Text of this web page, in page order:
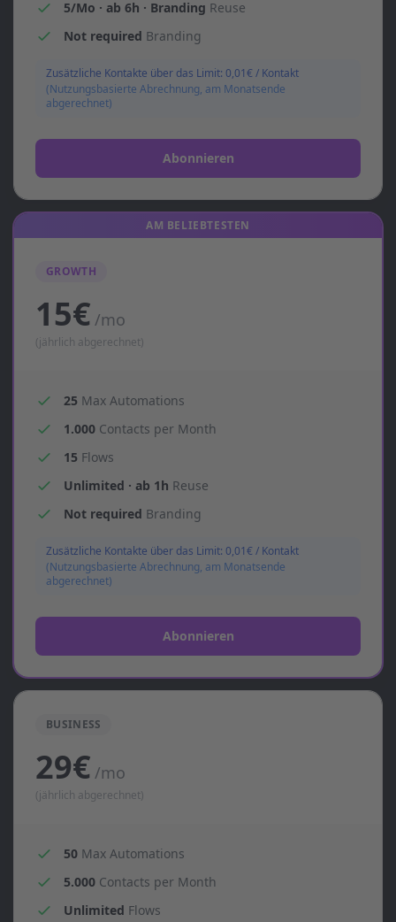
5/Mo · ab 6h · Branding Reuse
Not required Branding
Zusätzliche Kontakte über das Limit: 0,01€ / Kontakt
(Nutzungsbasierte Abrechnung, am Monatsende
abgerechnet)
Abonnieren
AM BELIEBTESTEN
GROWTH
15€ /mo
(jährlich abgerechnet)
25 Max Automations
1.000 Contacts per Month
15 Flows
Unlimited · ab 1h Reuse
Not required Branding
Zusätzliche Kontakte über das Limit: 0,01€ / Kontakt
(Nutzungsbasierte Abrechnung, am Monatsende
abgerechnet)
Abonnieren
BUSINESS
29€ /mo
(jährlich abgerechnet)
50 Max Automations
5.000 Contacts per Month
Unlimited Flows